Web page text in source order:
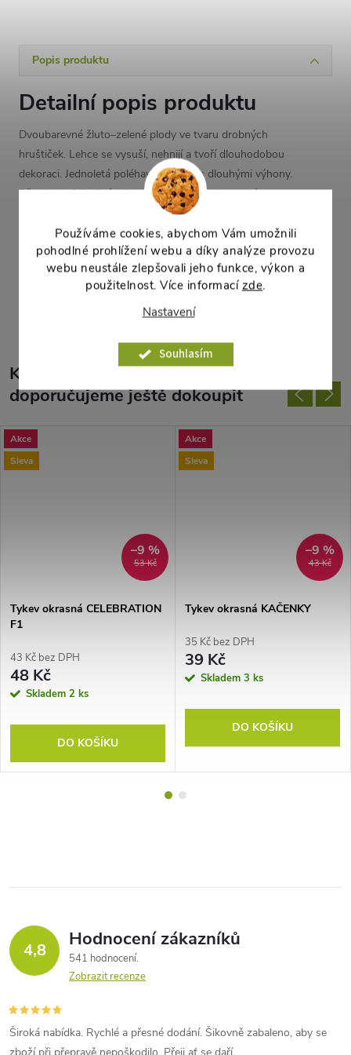
Používáme cookies, abychom Vám umožnili
pohodlné prohlížení webu a díky analýze provozu
webu neustále zlepšovali jeho funkce, výkon a
použitelnost. Více informací zde.
Nastavení
Souhlasím
Popis produktu
Detailní popis produktu
Dvoubarevné žluto–zelené plody ve tvaru drobných
hruštiček. Lehce se vysuší, nehnijí a tvoří dlouhodobou
dekoraci. Jednoletá poléhavá rostlina s dlouhými výhony.
Pěstujeme jako jiné tykve, můžeme ji nechat popínat po
pergole nebo jiné konstrukci. Přináší množství drobných
plodů ve směsi barev a tvarů. Upřednostňuje slunnou lokalitu
a teplé záhřevné půdy.
Parametry produktu
K tomuto produktu
doporučujeme ještě dokoupit
Akce
Sleva
53 Kč
–9 %
Tykev okrasná CELEBRATION
F1
43 Kč bez DPH
48 Kč
Skladem 2 ks
DO KOŠÍKU
Akce
Sleva
43 Kč
–9 %
Tykev okrasná KAČENKY
35 Kč bez DPH
39 Kč
Skladem 3 ks
DO KOŠÍKU
4,8 Hodnocení zákazníků
541 hodnocení
Zobrazit recenze
Široká nabídka. Rychlé a přesné dodání. Šikovně zabaleno, aby se